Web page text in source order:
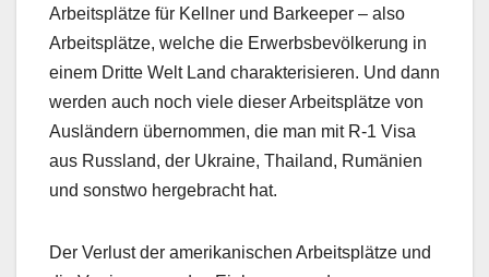
Arbeitsplätze für Kellner und Barkeeper – also
Arbeitsplätze, welche die Erwerbsbevölkerung in
einem Dritte Welt Land charakterisieren. Und dann
werden auch noch viele dieser Arbeitsplätze von
Ausländern übernommen, die man mit R-1 Visa
aus Russland, der Ukraine, Thailand, Rumänien
und sonstwo hergebracht hat.
Der Verlust der amerikanischen Arbeitsplätze und